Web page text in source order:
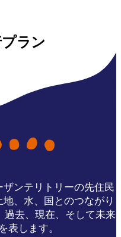
ラン
ンテリトリーの先住民
、水、国とのつながり
過去、現在、そして未来
表します。